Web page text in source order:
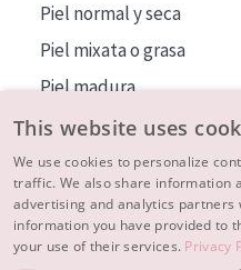
Piel normal y seca
Piel mixata o grasa
Piel madura
Piel expuesta al sol
Piel menopáusica
MÁS SOBRE NOSOTROS
INSPIRACIÓN
This website uses
We use cookies to personalize
traffic. We also share information
advertising and analytics
information you have provided to
your use of their services. Privacy